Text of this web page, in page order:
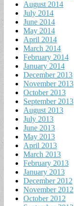
August 2014
July 2014
June 2014
May 2014
April 2014
March 2014
February 2014
January 2014
December 2013
November 2013
October 2013
September 2013
August 2013
July 2013
June 2013
May 2013
April 2013
March 2013
February 2013
January 2013
December 2012
November 2012
October 2012